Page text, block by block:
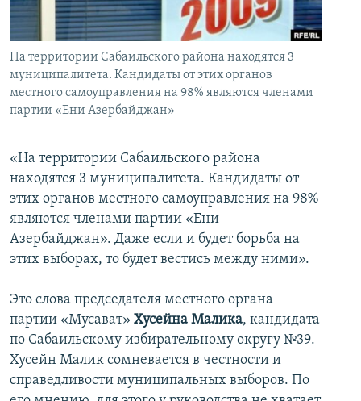
İNFOQRAFIKA
KARIKATURA
AZƏRBAYCAN ƏDƏBIYYATI KITABXANASI
İSLAM VƏ DEMOKRATIYA
İZ - MƏDƏNIYYƏT PROQRAMI
MISSIYAMIZ
PEŞƏ ETIKASI VƏ JURNALISTIKA STANDARTLARIMIZ
MATERIALLARIMIZDAN ISTIFADƏ
AZADLIQRADIOSU MOBIL TELEFONUNUZDA
XƏBƏR BÜLLETENLƏRIMIZ
BIZI IZLƏ
RFE/RL-in bütün saytları
На территории Сабаильского района находятся 3
муниципалитета. Кандидаты от этих органов
местного самоуправления на 98% являются членами
партии «Ени Азербайджан»
«На территории Сабаильского района
находятся 3 муниципалитета. Кандидаты от
этих органов местного самоуправления на 98%
являются членами партии «Ени
Азербайджан». Даже если и будет борьба на
этих выборах, то будет вестись между ними».
Это слова председателя местного органа
партии «Мусават» Хусейна Малика, кандидата
по Сабаильскому избирательному округу №39.
Хусейн Малик сомневается в честности и
справедливости муниципальных выборов. По